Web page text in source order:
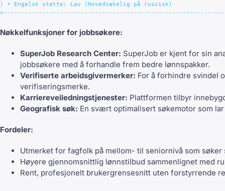
| • Engelsk støtte: Lav (Hovedsakelig på russisk)
Nøkkelfunksjoner for jobbsøkere:
SuperJob Research Center: SuperJob er kjent for sin
jobbsøkere med å forhandle frem bedre lønnspakker.
Verifiserte arbeidsgivermerker: For å forhindre svindel
verifiseringsmerke.
Karriereveiledningstjenester: Plattformen tilbyr
Geografisk søk: En svært optimalisert søkemotor som
Fordeler:
Utmerket for fagfolk på mellom- til seniornivå som
Høyere gjennomsnittlig lønnstilbud sammenlignet med
Rent, profesjonelt brukergrensesnitt uten forstyrrende